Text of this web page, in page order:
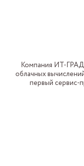
Компания ИТ-
облачных
первый сервис-